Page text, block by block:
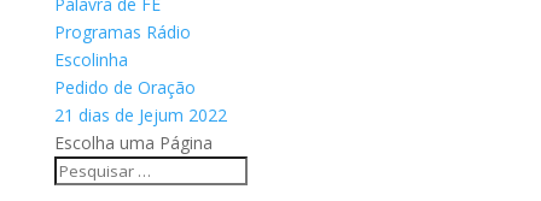
Programas Rádio
Escolinha
Pedido de Oração
21 dias de Jejum 2022
Escolha uma Página